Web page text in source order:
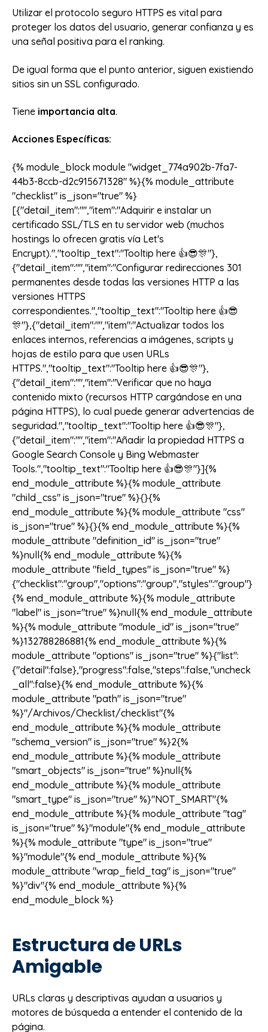
Utilizar el protocolo seguro HTTPS es vital para
proteger los datos del usuario, generar confianza y es
una señal positiva para el ranking.
De igual forma que el punto anterior, siguen existiendo
sitios sin un SSL configurado.
Tiene importancia alta.
Acciones Específicas:
{% module_block module "widget_774a902b-7fa7-
44b3-8ccb-d2c915671328" %}{% module_attribute
"checklist" is_json="true" %}
[{"detail_item":"","item":"Adquirir e instalar un
certificado SSL/TLS en tu servidor web (muchos
hostings lo ofrecen gratis vía Let's
Encrypt).","tooltip_text":"Tooltip here 👍😎🎊"},
{"detail_item":"","item":"Configurar redirecciones 301
permanentes desde todas las versiones HTTP a las
versiones HTTPS
correspondientes.","tooltip_text":"Tooltip here 👍😎
🎊"},{"detail_item":"","item":"Actualizar todos los
enlaces internos, referencias a imágenes, scripts y
hojas de estilo para que usen URLs
HTTPS.","tooltip_text":"Tooltip here 👍😎🎊"},
{"detail_item":"","item":"Verificar que no haya
contenido mixto (recursos HTTP cargándose en una
página HTTPS), lo cual puede generar advertencias de
seguridad.","tooltip_text":"Tooltip here 👍😎🎊"},
{"detail_item":"","item":"Añadir la propiedad HTTPS a
Google Search Console y Bing Webmaster
Tools.","tooltip_text":"Tooltip here 👍😎🎊"}]{%
end_module_attribute %}{% module_attribute
"child_css" is_json="true" %}{}{%
end_module_attribute %}{% module_attribute "css"
is_json="true" %}{}{% end_module_attribute %}{%
module_attribute "definition_id" is_json="true"
%}null{% end_module_attribute %}{%
module_attribute "field_types" is_json="true" %}
{"checklist":"group","options":"group","styles":"group"}
{% end_module_attribute %}{% module_attribute
"label" is_json="true" %}null{% end_module_attribute
%}{% module_attribute "module_id" is_json="true"
%}132788286881{% end_module_attribute %}{%
module_attribute "options" is_json="true" %}{"list":
{"detail":false},"progress":false,"steps":false,"uncheck
_all":false}{% end_module_attribute %}{%
module_attribute "path" is_json="true"
%}"/Archivos/Checklist/checklist"{%
end_module_attribute %}{% module_attribute
"schema_version" is_json="true" %}2{%
end_module_attribute %}{% module_attribute
"smart_objects" is_json="true" %}null{%
end_module_attribute %}{% module_attribute
"smart_type" is_json="true" %}"NOT_SMART"{%
end_module_attribute %}{% module_attribute "tag"
is_json="true" %}"module"{% end_module_attribute
%}{% module_attribute "type" is_json="true"
%}"module"{% end_module_attribute %}{%
module_attribute "wrap_field_tag" is_json="true"
%}"div"{% end_module_attribute %}{%
end_module_block %}
Estructura de URLs
Amigable
URLs claras y descriptivas ayudan a usuarios y
motores de búsqueda a entender el contenido de la
página.